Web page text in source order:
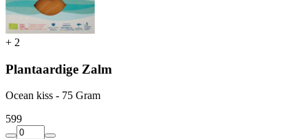
+ 2
Plantaardige Zalm
Ocean kiss - 75 Gram
599